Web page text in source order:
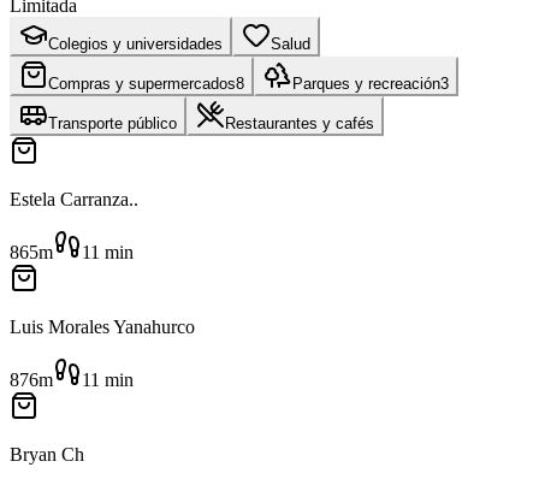
Limitada
Colegios y universidades Salud
Compras y supermercados8 Parques y recreación3
Transporte público Restaurantes y cafés
Estela Carranza..
865m 11 min
Luis Morales Yanahurco
876m 11 min
Bryan Ch